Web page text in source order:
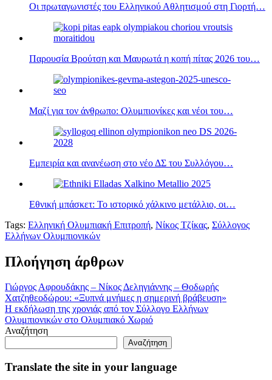
Οι πρωταγωνιστές του Ελληνικού Αθλητισμού στη Γιορτή…
Παρουσία Βρούτση και Μαυρωτά η κοπή πίτας 2026 του…
Μαζί για τον άνθρωπο: Ολυμπιονίκες και νέοι του…
Εμπειρία και ανανέωση στο νέο ΔΣ του Συλλόγου…
Εθνική μπάσκετ: Το ιστορικό χάλκινο μετάλλιο, οι…
Tags: Ελληνική Ολυμπιακή Επιτροπή, Νίκος Τζίκας, Σύλλογος
Ελλήνων Ολυμπιονικών
Πλοήγηση άρθρων
Γιώργος Αφρουδάκης – Νίκος Δεληγιάννης – Θοδωρής
Χατζηθεοδώρου: «Ξυπνά μνήμες η σημερινή βράβευση»
Η εκδήλωση της χρονιάς από τον Σύλλογο Ελλήνων
Ολυμπιονικών στο Ολυμπιακό Χωριό
Αναζήτηση
Αναζήτηση
Translate the site in your language